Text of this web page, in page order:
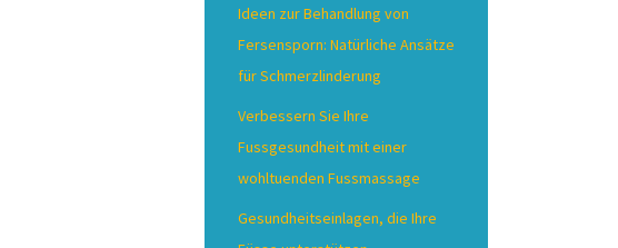
Ideen zur Behandlung von
Fersensporn: Natürliche Ansätze
für Schmerzlinderung
Verbessern Sie Ihre
Fussgesundheit mit einer
wohltuenden Fussmassage
Gesundheitseinlagen, die Ihre